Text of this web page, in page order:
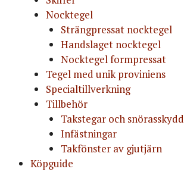
Nocktegel
Strängpressat nocktegel
Handslaget nocktegel
Nocktegel formpressat
Tegel med unik proviniens
Specialtillverkning
Tillbehör
Takstegar och snörasskydd
Infästningar
Takfönster av gjutjärn
Köpguide